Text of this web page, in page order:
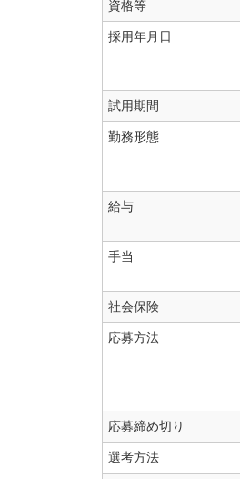
資格等
採用年月日
試用期間
勤務形態
給与
手当
社会保険
応募方法
応募締め切り
選考方法